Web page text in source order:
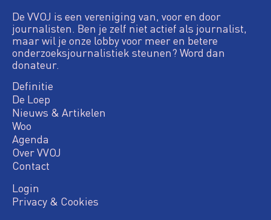
De VVOJ is een vereniging van, voor en door
journalisten. Ben je zelf niet actief als journalist,
maar wil je onze lobby voor meer en betere
onderzoeksjournalistiek steunen? Word dan
donateur.
Definitie
De Loep
Nieuws & Artikelen
Woo
Agenda
Over VVOJ
Contact
Login
Privacy & Cookies